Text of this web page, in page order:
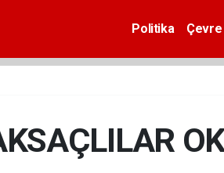
Politika Çevre